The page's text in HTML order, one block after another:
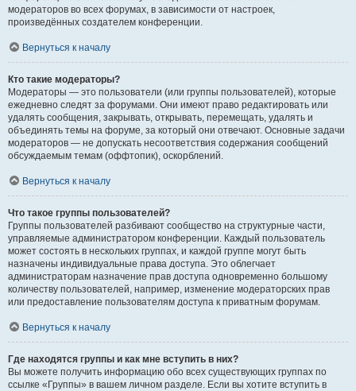
модераторов во всех форумах, в зависимости от настроек,
произведённых создателем конференции.
Вернуться к началу
Кто такие модераторы?
Модераторы — это пользователи (или группы пользователей), которые
ежедневно следят за форумами. Они имеют право редактировать или
удалять сообщения, закрывать, открывать, перемещать, удалять и
объединять темы на форуме, за который они отвечают. Основные задачи
модераторов — не допускать несоответствия содержания сообщений
обсуждаемым темам (оффтопик), оскорблений.
Вернуться к началу
Что такое группы пользователей?
Группы пользователей разбивают сообщество на структурные части,
управляемые администратором конференции. Каждый пользователь
может состоять в нескольких группах, и каждой группе могут быть
назначены индивидуальные права доступа. Это облегчает
администраторам назначение прав доступа одновременно большому
количеству пользователей, например, изменение модераторских прав
или предоставление пользователям доступа к приватным форумам.
Вернуться к началу
Где находятся группы и как мне вступить в них?
Вы можете получить информацию обо всех существующих группах по
ссылке «Группы» в вашем личном разделе. Если вы хотите вступить в